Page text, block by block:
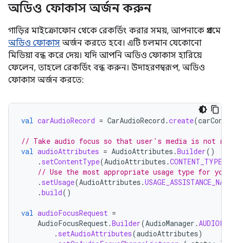
অডিও ফোকাস অর্জন করুন
গাড়ির মাইক্রোফোন থেকে রেকর্ডিং করার সময়, আপনাকে প্রথমে
অডিও ফোকাস অর্জন করতে হবে। এটি চলমান যেকোনো
মিডিয়া বন্ধ করে দেয়। যদি আপনি অডিও ফোকাস হারিয়ে
ফেলেন, তাহলে রেকর্ডিং বন্ধ করুন। উদাহরণস্বরূপ, অডিও
ফোকাস অর্জন করতে:
val carAudioRecord = CarAudioRecord .create(
// Take audio focus so that user's media is not
val audioAttributes = AudioAttributes .Builder()
. setContentType(AudioAttributes .
// Use the most appropriate usage type for
. setUsage(AudioAttributes .
.build()
val audioFocusRequest =
AudioFocusRequest.Builder(AudioManager .
. setAudioAttributes(audioAttributes)